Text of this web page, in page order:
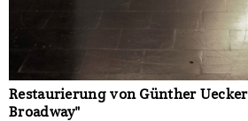
Restaurierung von Günther
Broadway"